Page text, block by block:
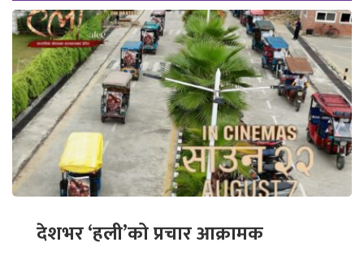
देशभर ‘हली’को प्रचार आक्रामक